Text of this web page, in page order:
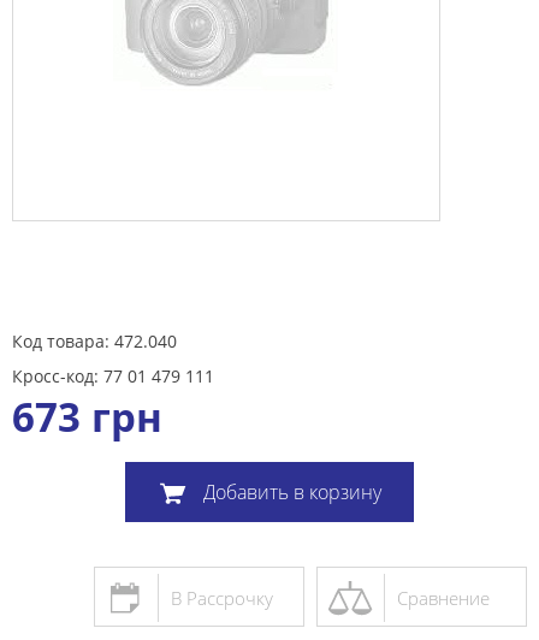
Код товара: 472.040
Кросс-код: 77 01 479 111
673 грн
Добавить в корзину
Сравнение
В Рассрочку